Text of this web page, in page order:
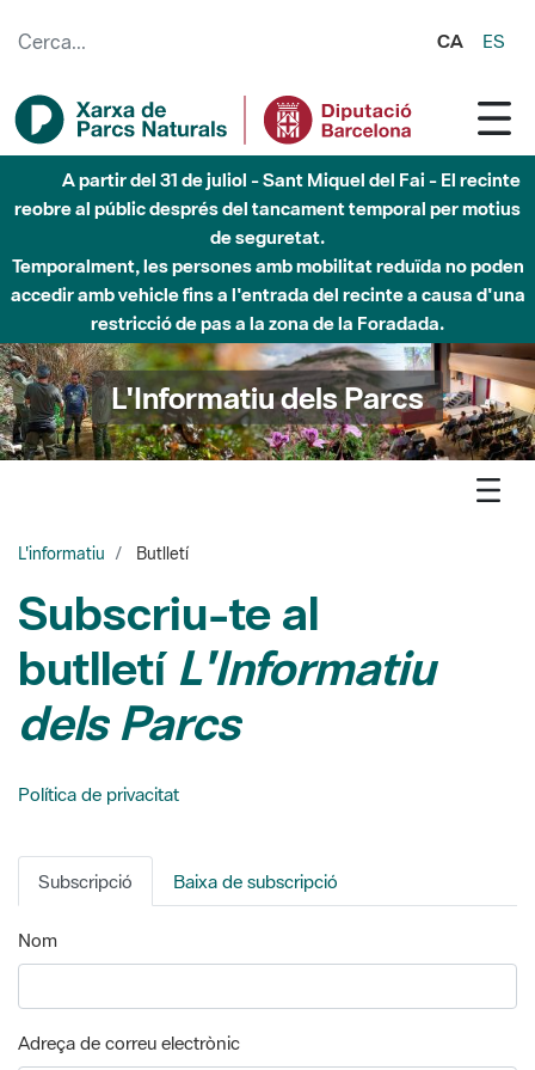
CA ES
A partir del 31 de juliol - Sant Miquel del Fai - El recinte
reobre al públic després del tancament temporal per motius
de seguretat.
Temporalment, les persones amb mobilitat reduïda no poden
accedir amb vehicle fins a l'entrada del recinte a causa d'una
restricció de pas a la zona de la Foradada.
L'Informatiu dels Parcs
L'informatiu Butlletí
Subscriu-te al
butlletíL'Informatiu
dels Parcs
Política de privacitat
Subscripció Baixa de subscripció
Nom
Adreça de correu electrònic